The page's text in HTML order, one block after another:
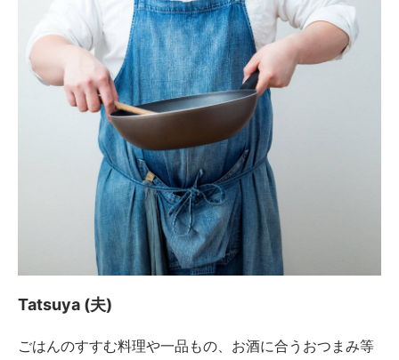
Tatsuya (夫)
ごはんのすすむ料理や一品もの、お酒に合うおつまみ等